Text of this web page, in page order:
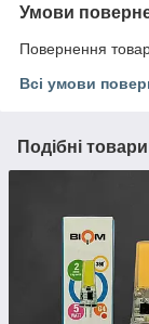
Умови
Повернення
Всі умови
Подібні